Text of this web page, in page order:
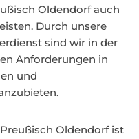
Oldendorf auch
Durch unsere
sind wir in der
Anforderungen in
und
Oldendorf ist